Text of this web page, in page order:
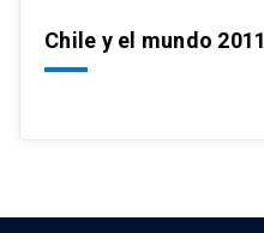
Chile y el mundo 2011